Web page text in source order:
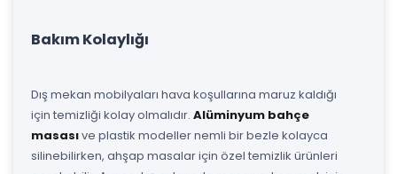
Bakım Kolaylığı
Dış mekan mobilyaları hava koşullarına maruz kaldığı
için temizliği kolay olmalıdır. Alüminyum bahçe
masasıve plastik modeller nemli bir bezle kolayca
silinebilirken, ahşap masalar için özel temizlik ürünleri